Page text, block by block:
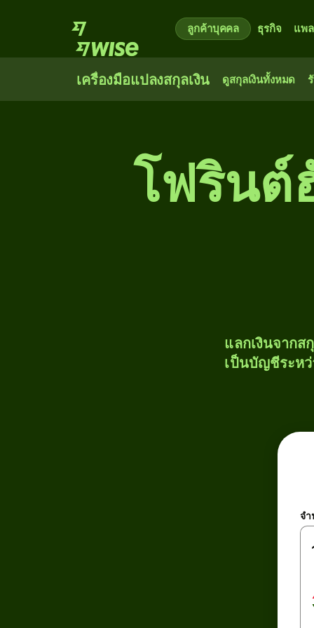
ลูกค้าบุคคล ธุรกิจ แพ
เครื่องมือแปลงสกุลเงิน ดูสกุลเงินทั้งหมด
โฟรินต์
แลกเงินจากส
เป็นบัญชีระหว่
จ